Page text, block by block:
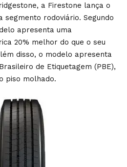
a Firestone lança o
segmento rodoviário. Segundo
apresenta uma
20% melhor do que o seu
disso, o modelo apresenta
de Etiquetagem (PBE),
piso molhado.